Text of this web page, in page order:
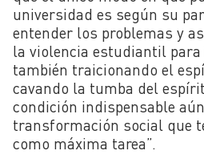
universidad es según su
entender los problemas y
la violencia estudiantil
también traicionando el
cavando la tumba del
condición indispensable
transformación social que
como máxima tarea”.